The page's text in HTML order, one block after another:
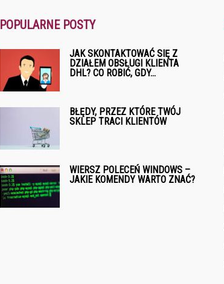
POPULARNE POSTY
JAK SKONTAKTOWAĆ SIĘ Z
DZIAŁEM OBSŁUGI KLIENTA
DHL? CO ROBIĆ, GDY...
BŁĘDY, PRZEZ KTÓRE TWÓJ
SKLEP TRACI KLIENTÓW
WIERSZ POLECEŃ WINDOWS –
JAKIE KOMENDY WARTO ZNAĆ?